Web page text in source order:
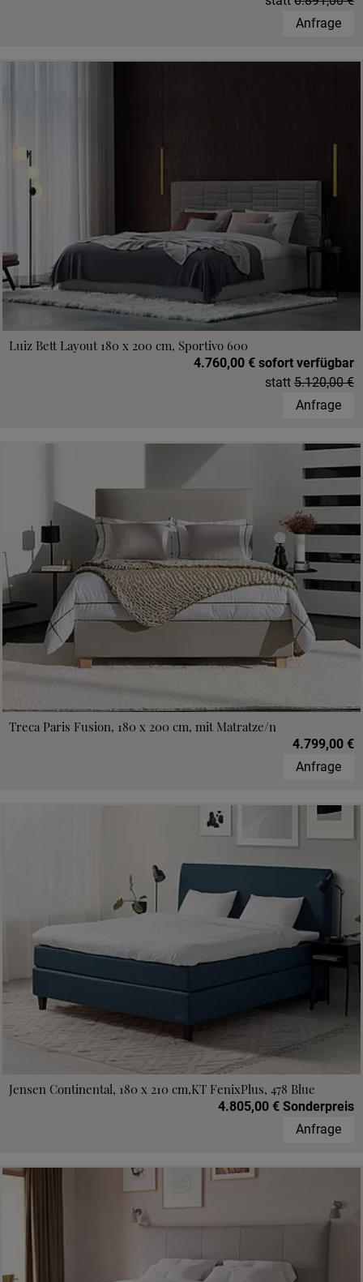
Anfrage
Luiz Bett Layout 180 x 200 cm, Sportivo 600
4.760,00 € sofort verfügbar
statt 5.120,00 €
Anfrage
Treca Paris Fusion, 180 x 200 cm, mit Matratze/n
4.799,00 €
Anfrage
Jensen Continental, 180 x 210 cm,KT FenixPlus, 478 Blue
4.805,00 € Sonderpreis
Anfrage